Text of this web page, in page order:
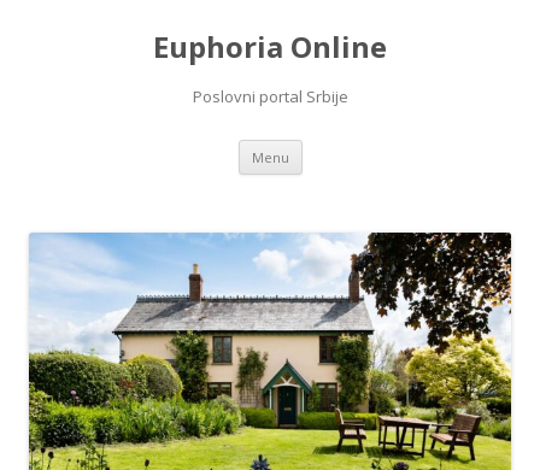
Euphoria Online
Poslovni portal Srbije
Menu Skip
content